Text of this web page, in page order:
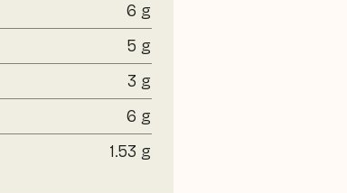
6 g
5 g
3 g
6 g
1.53 g